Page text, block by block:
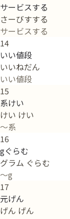
サービスする
さーびすする
サービスする
14
いい値段
いいねだん
いい値段
15
系けい
けい けい
～系
16
gぐらむ
グラム ぐらむ
～g
17
元げん
げん げん